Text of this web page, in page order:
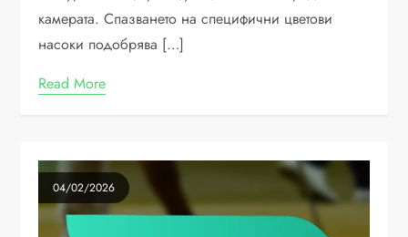
камерата. Спазването на специфични цветови
насоки подобрява […]
Read More
04/02/2026